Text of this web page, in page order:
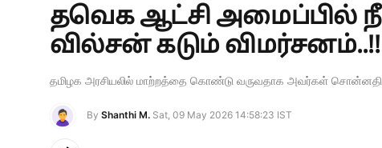
தவெக ஆட்சி அமைப்பில்
வில்சன் கடும் விமர்சனம்..!!
தமிழக அரசியலில் மாற்றத்தை கொண்டு வருவதாக அவர்கள் சொன்னதின்
By Shanthi M. Sat, 09 May 2026 14:58:23 IST